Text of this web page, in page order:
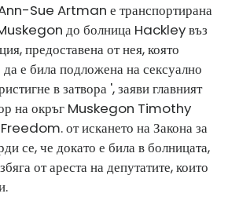
Sue Artman е транспортирана
Muskegon до болница Hackley въз
предоставена от нея, която
е била подложена на сексуално
в затвора ', заяви главният
на окръг Muskegon Timothy
от искането на Закона за
се, че докато е била в болницата,
от ареста на депутатите, които